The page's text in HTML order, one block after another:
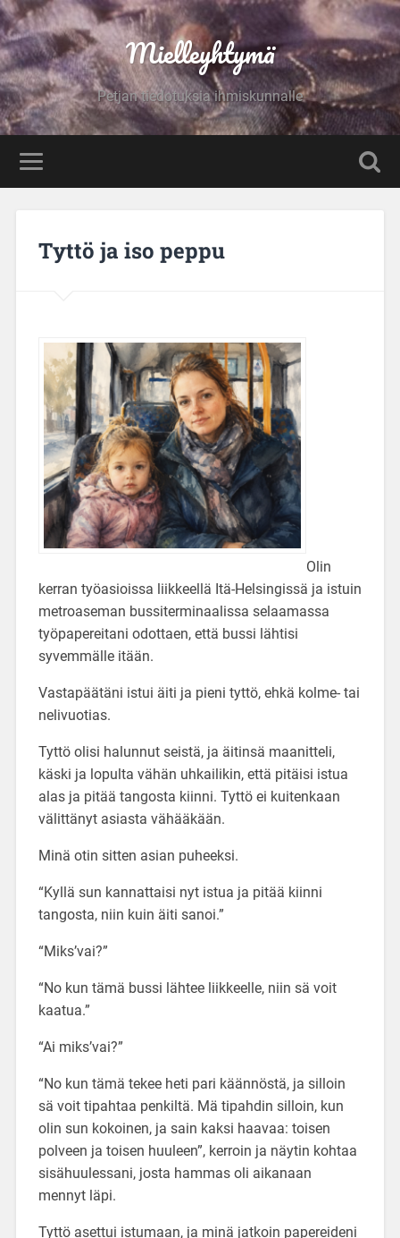
Mielleyhtymä
Petjan tiedotuksia ihmiskunnalle
Tyttö ja iso peppu
Olin
kerran työasioissa liikkeellä Itä-Helsingissä ja istuin
metroaseman bussiterminaalissa selaamassa
työpapereitani odottaen, että bussi lähtisi
syvemmälle itään.
Vastapäätäni istui äiti ja pieni tyttö, ehkä kolme- tai
nelivuotias.
Tyttö olisi halunnut seistä, ja äitinsä maanitteli,
käski ja lopulta vähän uhkailikin, että pitäisi istua
alas ja pitää tangosta kiinni. Tyttö ei kuitenkaan
välittänyt asiasta vähääkään.
Minä otin sitten asian puheeksi.
“Kyllä sun kannattaisi nyt istua ja pitää kiinni
tangosta, niin kuin äiti sanoi.”
“Miks’vai?”
“No kun tämä bussi lähtee liikkeelle, niin sä voit
kaatua.”
“Ai miks’vai?”
“No kun tämä tekee heti pari käännöstä, ja silloin
sä voit tipahtaa penkiltä. Mä tipahdin silloin, kun
olin sun kokoinen, ja sain kaksi haavaa: toisen
polveen ja toisen huuleen”, kerroin ja näytin kohtaa
sisähuulessani, josta hammas oli aikanaan
mennyt läpi.
Tyttö asettui istumaan, ja minä jatkoin papereideni